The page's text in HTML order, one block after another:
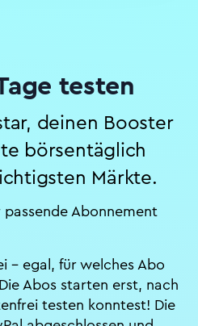
testen
deinen Booster
börsentäglich
Märkte.
Abonnement
– egal, für welches Abo
Abos starten erst, nach
testen konntest! Die